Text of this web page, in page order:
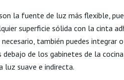
la fuente de luz más flexible,
superficie sólida con la cinta
también puedes integrar
debajo de los gabinetes de la
luz suave e indirecta.